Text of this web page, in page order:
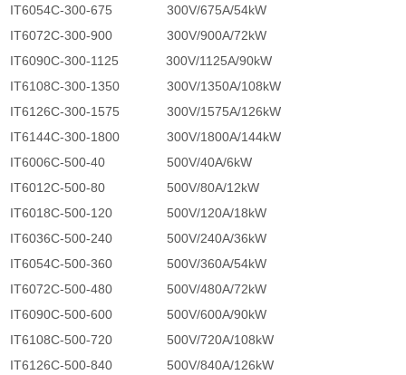
IT6054C-300-675
300V/675A/54kW
IT6072C-300-900
300V/900A/72kW
IT6090C-300-1125
300V/1125A/90kW
IT6108C-300-1350
300V/1350A/108kW
IT6126C-300-1575
300V/1575A/126kW
IT6144C-300-1800
300V/1800A/144kW
IT6006C-500-40
500V/40A/6kW
IT6012C-500-80
500V/80A/12kW
IT6018C-500-120
500V/120A/18kW
IT6036C-500-240
500V/240A/36kW
IT6054C-500-360
500V/360A/54kW
IT6072C-500-480
500V/480A/72kW
IT6090C-500-600
500V/600A/90kW
IT6108C-500-720
500V/720A/108kW
IT6126C-500-840
500V/840A/126kW